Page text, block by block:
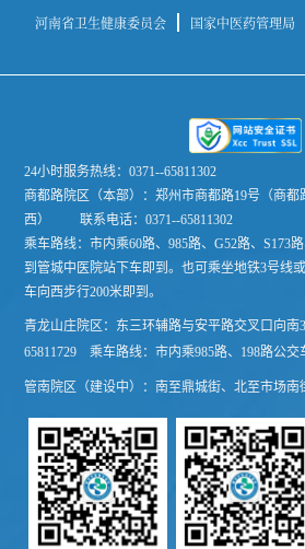
河南省卫生健康委员会
国家中医药管理局
24小时服务热线：0371--65811302
商都路院区（本部）：郑州市商都路19号（商都
西）
联系电话：0371--65811302
乘车路线：市内乘60路、985路、G52路、S173
到管城中医院站下车即到。也可乘坐地铁3号线
车向西步行200米即到。
青龙山庄院区：东三环辅路与安平路交叉口向
65811729 乘车路线：市内乘985路、198路公交
管南院区（建设中）：南至鼎城街、北至市场南